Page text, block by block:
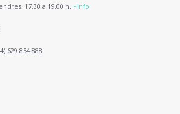
17.30 a 19.00 h. +info
629 854 888